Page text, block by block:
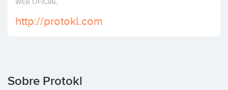
WEB OFICIAL
http://protokl.com
Sobre Protokl